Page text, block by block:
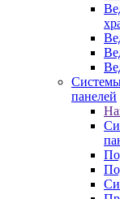
панелей